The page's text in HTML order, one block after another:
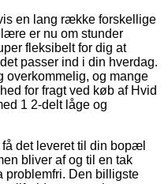
en lang række forskellige
er nu om stunder
fleksibelt for dig at
passer ind i din hverdag.
overkommelig, og mange
for fragt ved køb af Hvid
1 2-delt låge og
det leveret til din bopæl
bliver af og til en tak
problemfri. Den billigste